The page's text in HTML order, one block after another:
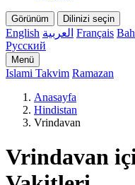
Görünüm Dilinizi seçin
English العربية Français
Русский
Menü
Islami Takvim Ramazan
Anasayfa
Hindistan
Vrindavan
Vrindavan